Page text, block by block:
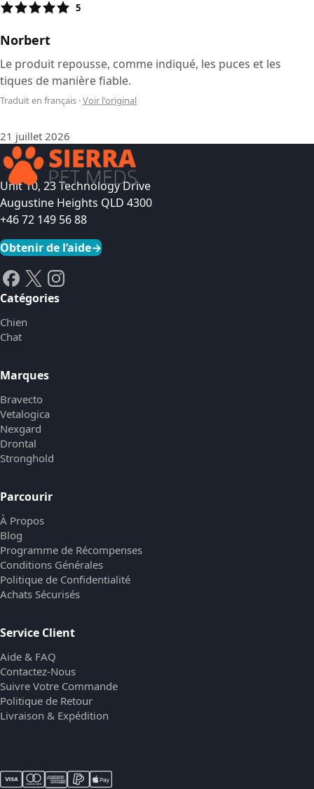
5
Norbert
Le produit repousse, comme indiqué, les puces et les
tiques de manière fiable.
Traduit en français ·Voir l'original
21 juillet 2026
Unit 10, 23 Technology Drive
Augustine Heights QLD 4300
+46 72 149 56 88
Obtenir de l’aide→
Catégories
Chien
Chat
Marques
Bravecto
Vetalogica
Nexgard
Drontal
Stronghold
Parcourir
À Propos
Blog
Programme de Récompenses
Conditions Générales
Politique de Confidentialité
Achats Sécurisés
Service Client
Aide & FAQ
Contactez-Nous
Suivre Votre Commande
Politique de Retour
Livraison & Expédition